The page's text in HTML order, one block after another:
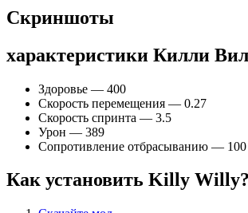
Скриншоты
характеристики Килли
Здоровье — 400
Скорость перемещения — 0.27
Скорость спринта — 3.5
Урон — 389
Сопротивление отбрасыванию — 100
Как установить Killy Willy?